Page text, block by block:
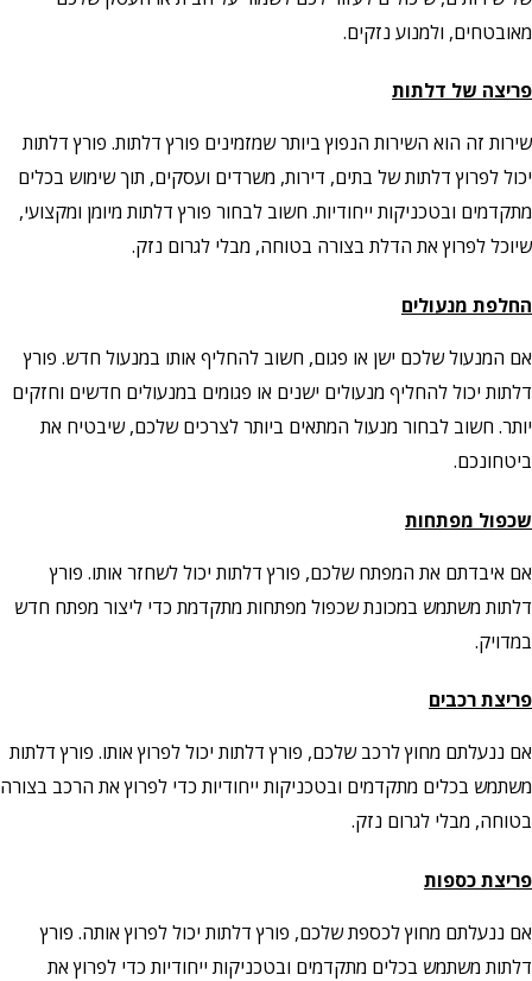
מאובטחים, ולמנוע נזקים.
פריצה של דלתות
שירות זה הוא השירות הנפוץ ביותר שמזמינים פורץ דלתות. פורץ דלתות
יכול לפרוץ דלתות של בתים, דירות, משרדים ועסקים, תוך שימוש בכלים
מתקדמים ובטכניקות ייחודיות. חשוב לבחור פורץ דלתות מיומן ומקצועי,
שיוכל לפרוץ את הדלת בצורה בטוחה, מבלי לגרום נזק.
החלפת מנעולים
אם המנעול שלכם ישן או פגום, חשוב להחליף אותו במנעול חדש. פורץ
דלתות יכול להחליף מנעולים ישנים או פגומים במנעולים חדשים וחזקים
יותר. חשוב לבחור מנעול המתאים ביותר לצרכים שלכם, שיבטיח את
ביטחונכם.
שכפול מפתחות
אם איבדתם את המפתח שלכם, פורץ דלתות יכול לשחזר אותו. פורץ
דלתות משתמש במכונת שכפול מפתחות מתקדמת כדי ליצור מפתח חדש
במדויק.
פריצת רכבים
אם ננעלתם מחוץ לרכב שלכם, פורץ דלתות יכול לפרוץ אותו. פורץ דלתות
משתמש בכלים מתקדמים ובטכניקות ייחודיות כדי לפרוץ את הרכב בצורה
בטוחה, מבלי לגרום נזק.
פריצת כספות
אם ננעלתם מחוץ לכספת שלכם, פורץ דלתות יכול לפרוץ אותה. פורץ
דלתות משתמש בכלים מתקדמים ובטכניקות ייחודיות כדי לפרוץ את